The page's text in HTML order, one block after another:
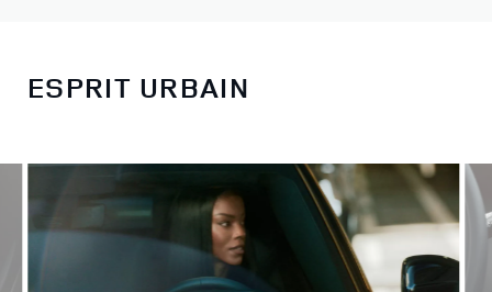
ESPRIT URBAIN